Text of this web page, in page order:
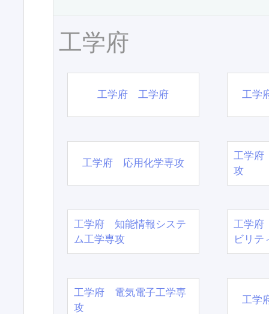
工学府
工学府 工学府 工学
工学府 応用化学専攻
工学府
攻
工学府 知能情報システ
ム工学専攻
工学府
ビリテ
工学府 電気電子工学専
攻
工学